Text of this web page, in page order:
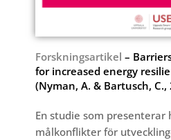
Forskningsartikel –
for increased energy
(Nyman, A. & Bartusch, C.,
En studie som presenterar
målkonflikter för